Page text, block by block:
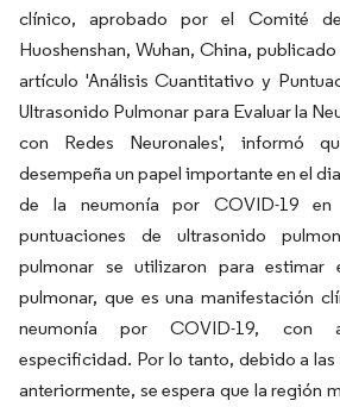
clínico, aprobado por el Comité
Huoshenshan, Wuhan, China,
artículo 'Análisis Cuantitativo y
Ultrasonido Pulmonar para Evaluar la
con Redes Neuronales', informó
desempeña un papel importante en el
de la neumonía por COVID-19 en
puntuaciones de ultrasonido
pulmonar se utilizaron para estimar
pulmonar, que es una manifestación
neumonía por COVID-19, con
especificidad. Por lo tanto, debido a las
anteriormente, se espera que la región